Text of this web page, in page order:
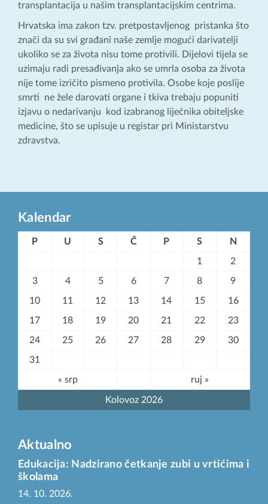
transplantacija u našim transplantacijskim centrima.
Hrvatska ima zakon tzv. pretpostavljenog pristanka što
znači da su svi građani naše zemlje mogući darivatelji
ukoliko se za života nisu tome protivili. Dijelovi tijela se
uzimaju radi presađivanja ako se umrla osoba za života
nije tome izričito pismeno protivila. Osobe koje poslije
smrti ne žele darovati organe i tkiva trebaju popuniti
izjavu o nedarivanju kod izabranog liječnika obiteljske
medicine, što se upisuje u registar pri Ministarstvu
zdravstva.
Kalendar
Kolovoz 2026
P U S Č P S N
1 2
3 4 5 6 7 8 9
10 11 12 13 14 15 16
17 18 19 20 21 22 23
24 25 26 27 28 29 30
31
« srp ruj »
Aktualno
Edukacija: Nadzirano četkanje zubi u vrtićima i
školama
14. 10. 2026.